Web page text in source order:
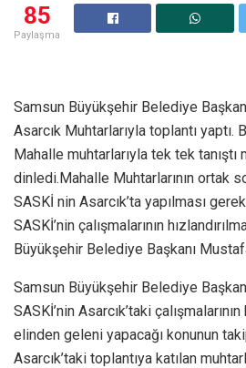
85
Paylaşma
Samsun Büyükşehir Belediye
Asarcık Muhtarlarıyla toplantı
Mahalle muhtarlarıyla tek tek tanıştı
dinledi.Mahalle Muhtarlarının ortak
SASKİ nin Asarcık’ta yapılması
SASKİ’nin çalışmalarının
Büyükşehir Belediye Başkanı
Samsun Büyükşehir Belediye
SASKİ’nin Asarcık’taki
elinden geleni yapacağı konunun
Asarcık’taki toplantıya katılan